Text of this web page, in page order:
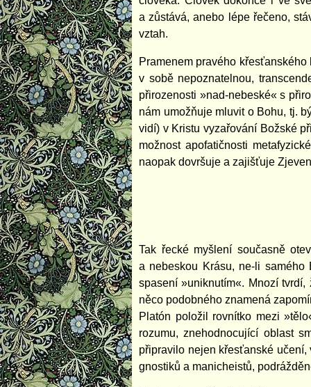
a zůstává, anebo lépe řečeno,
vztah.
Pramenem pravého
v sobě nepoznatelnou,
přirozenosti »nad-nebeské« s
nám umožňuje mluvit o Bohu, tj.
vidí) v Kristu vyzařování Božské
možnost apofatičnosti
naopak dovršuje a zajišťuje
Tak řecké myšlení současně
a nebeskou Krásu, ne-li
spasení »uniknutím«. Mnozí
něco podobného znamená
Platón položil rovnítko mezi
rozumu, znehodnocující oblast
připravilo nejen křesťanské
gnostiků a manicheistů,